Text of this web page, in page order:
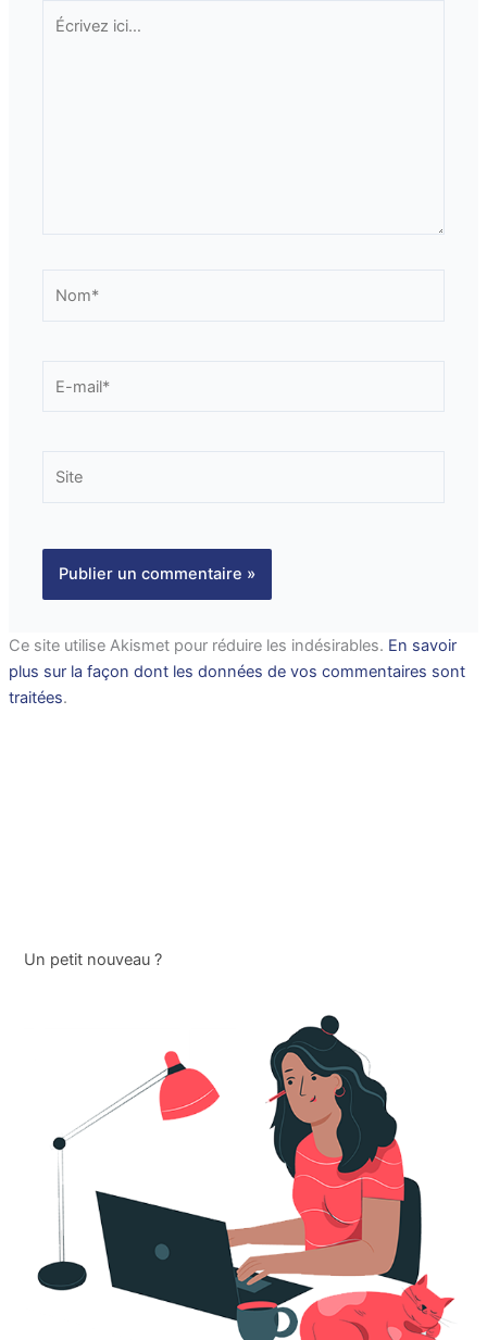
Écrivez
mail*
Ce site utilise Akismet pour réduire les indésirables. En savoir
plus sur la façon dont les données de vos commentaires sont
traitées.
Un petit nouveau ?